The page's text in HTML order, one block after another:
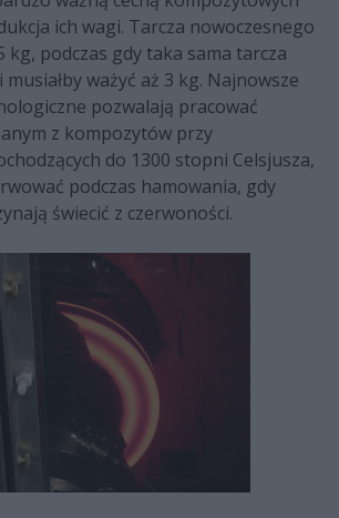
ich wagi. Tarcza nowoczesnego
kg, podczas gdy taka sama tarcza
ważyć aż 3 kg. Najnowsze
pozwalają pracować
z kompozytów przy
do 1300 stopni Celsjusza,
podczas hamowania, gdy
świecić z czerwoności.